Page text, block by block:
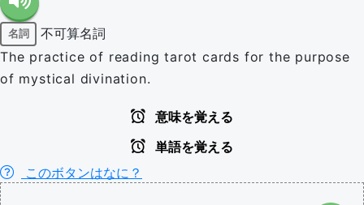
名詞
不可算名詞
The practice of reading tarot cards for the purpose
of mystical divination.
意味を覚える
単語を覚える
このボタンはなに？